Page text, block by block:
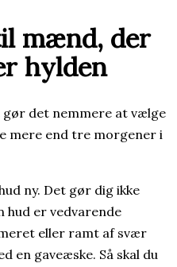
mænd, der
hylden
det nemmere at vælge
mere end tre morgener i
ny. Det gør dig ikke
hud er vedvarende
eller ramt af svær
en gaveæske. Så skal du